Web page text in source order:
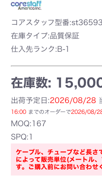
コアスタッフ型番
在庫タイプ:品質保証
仕入先ランク:B-1
在庫数:
出荷予定日:2026/08/28
16:00 までのオーダーで2026/08/
MOQ:167
SPQ:1
ケーブル、チューブなど長さ
によって販売単位(メートル
す。ご購入前にお問い合わせ